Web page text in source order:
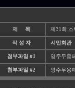
제 목 제31회 소
작 성 자 시민회관
첨부파일 #1 영주무용
첨부파일 #2 영주무용